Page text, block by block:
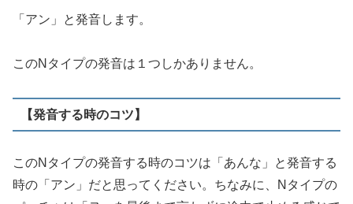
「アン」と発音します。
このNタイプの発音は１つしかありません。
【発音する時のコツ】
このNタイプの発音する時のコツは「あんな」と発音する
時の「アン」だと思ってください。ちなみに、Nタイプの